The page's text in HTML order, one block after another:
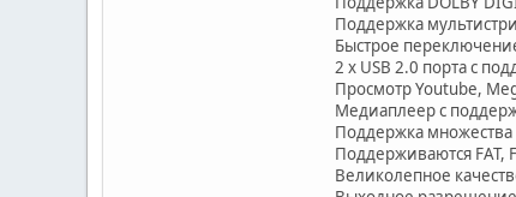
Поддержка
Быстрое
2 х USB 2.0 порта с
Просмотр Youtube,
Медиаплеер с
Поддержка
Поддерживаются FAT,
Великолепное